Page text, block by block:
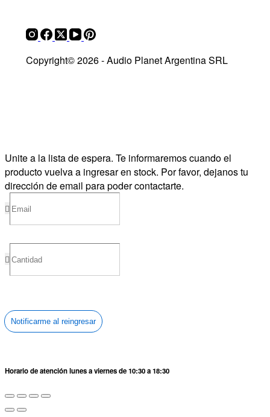
Copyright© 2026 - Audio Planet Argentina SRL
Unite a la lista de espera. Te informaremos cuando el
producto vuelva a ingresar en stock. Por favor, dejanos tu
dirección de email para poder contactarte.
Notificarme al reingresar
Horario de atención lunes a viernes de 10:30 a 18:30